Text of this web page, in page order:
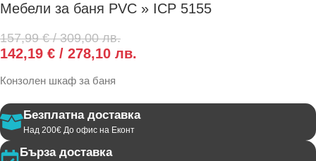
Мебели за баня PVC » ICP 5155
157,99€/ 309,00 лв.
142,19 € / 278,10 лв.
Конзолен шкаф за баня
Безплатна доставка
Над 200€ До офис на Еконт
Бърза доставка